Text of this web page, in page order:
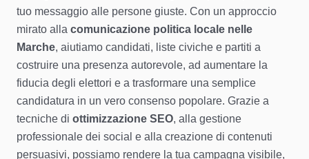
tuo messaggio alle persone giuste. Con un approccio
mirato alla comunicazione politica locale nelle
Marche, aiutiamo candidati, liste civiche e partiti a
costruire una presenza autorevole, ad aumentare la
fiducia degli elettori e a trasformare una semplice
candidatura in un vero consenso popolare. Grazie a
tecniche di ottimizzazione SEO, alla gestione
professionale dei social e alla creazione di contenuti
persuasivi, possiamo rendere la tua campagna visibile,